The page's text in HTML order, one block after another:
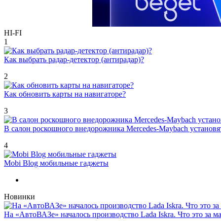
HI-FI
1
Как выбрать радар-детектор (антирадар)?
2
Как обновить карты на навигаторе?
3
В салон роскошного внедорожника Mercedes-Maybach
4
Mobi Blog мобильные гаджеты
Новинки
На «АвтоВАЗе» началось производство Lada Iskra. Что это за